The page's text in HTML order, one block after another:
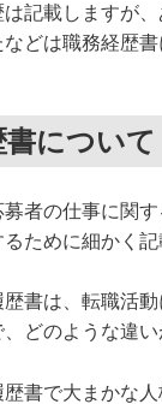
は記載しますが
どは職務経歴書
について
者の仕事に関
ために細かく
書は、転職活
どのような違
書で大まかな